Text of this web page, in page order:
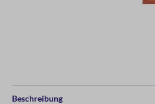
Beschreibung